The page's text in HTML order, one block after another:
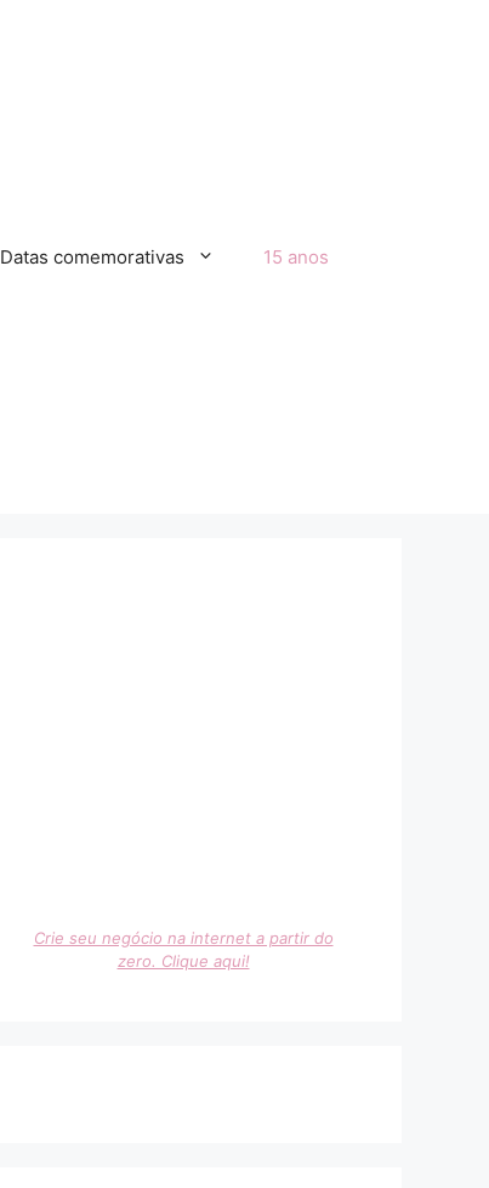
Datas comemorativas 15 anos
Crie seu negócio na internet a partir do
zero. Clique aqui!